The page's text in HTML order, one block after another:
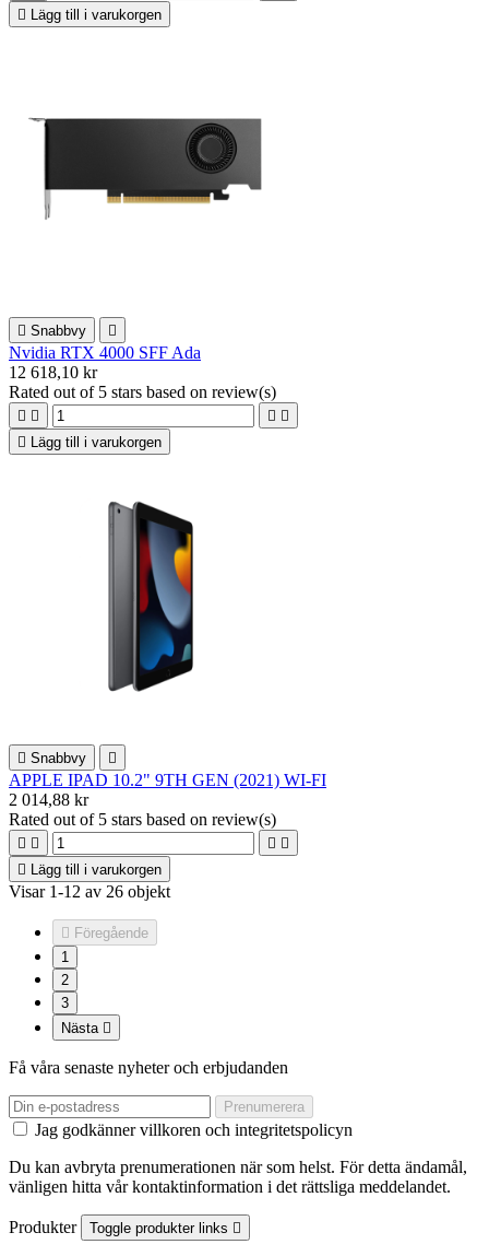

Lägg till i varukorgen
 Snabbvy 
Nvidia RTX 4000 SFF Ada
12 618,10 kr
Rated out of 5 stars based on review(s)
   

Lägg till i varukorgen
 Snabbvy 
APPLE IPAD 10.2" 9TH GEN (2021) WI-FI
2 014,88 kr
Rated out of 5 stars based on review(s)
   

Lägg till i varukorgen
Visar 1-12 av 26 objekt
 Föregående
1
2
3
Nästa 
Få våra senaste nyheter och erbjudanden
Jag godkänner villkoren och integritetspolicyn
Du kan avbryta prenumerationen när som helst. För detta ändamål,
vänligen hitta vår kontaktinformation i det rättsliga meddelandet.
Produkter Toggle produkter links 